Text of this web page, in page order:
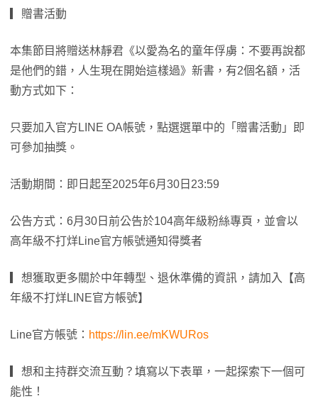
▎贈書活動
本集節目將贈送林靜君《以愛為名的童年俘虜：不要再說都
是他們的錯，人生現在開始這樣過》新書，有2個名額，活
動方式如下：
只要加入官方LINE OA帳號，點選選單中的「贈書活動」即
可參加抽獎。
活動期間：即日起至2025年6月30日23:59
公告方式：6月30日前公告於104高年級粉絲專頁，並會以
高年級不打烊Line官方帳號通知得獎者
▎想獲取更多關於中年轉型、退休準備的資訊，請加入【高
年級不打烊LINE官方帳號】
Line官方帳號： https://lin.ee/mKWURos
▎想和主持群交流互動？填寫以下表單，一起探索下一個可
能性！